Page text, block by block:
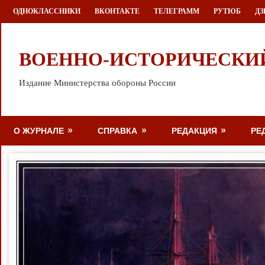
Перейти
к
ОДНОКЛАССНИКИ ВКОНТАКТЕ ТЕЛЕГРАММ РУТЮБ
ВОЕННО-
Издание Министерства обороны России
О ЖУРНАЛЕ СПРАВКА РЕДАКЦИЯ